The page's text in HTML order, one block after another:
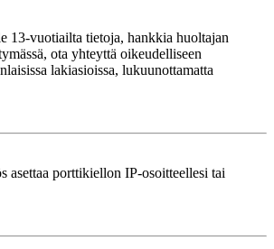
13-vuotiailta tietoja, hankkia huoltajan
ota yhteyttä oikeudelliseen
lakiasioissa, lukuunottamatta
asettaa porttikiellon IP-osoitteellesi tai